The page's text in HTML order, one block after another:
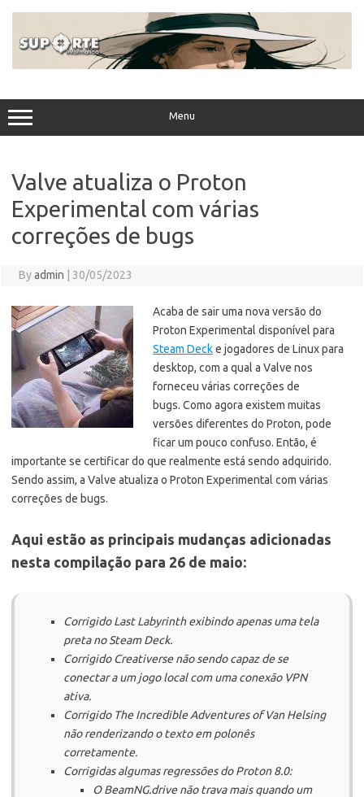
Menu
Valve atualiza o Proton
Experimental com várias
correções de bugs
Byadmin 30/05/2023
Acaba de sair uma nova versão do
Proton Experimental disponível para
Steam Decke jogadores de Linux para
desktop, com a qual a Valve nos
forneceu várias correções de
bugs. Como agora existem muitas
versões diferentes do Proton, pode
ficar um pouco confuso. Então, é
importante se certificar do que realmente está sendo adquirido.
Sendo assim, a Valve atualiza o Proton Experimental com várias
correções de bugs.
Aqui estão as principais mudanças adicionadas
nesta compilação para 26 de maio:
Corrigido Last Labyrinth exibindo apenas uma tela
preta no Steam Deck.
Corrigido Creativerse não sendo capaz de se
conectar a um jogo local com uma conexão VPN
ativa.
Corrigido The Incredible Adventures of Van Helsing
não renderizando o texto em polonês
corretamente.
Corrigidas algumas regressões do Proton 8.0:
O BeamNG.drive não trava mais quando um